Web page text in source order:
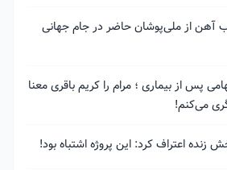
آهن از ملی‌پوشان حاضر در جام جهانی
پس از بیماری ؛ مرام را کریم باقری معنا
می‌کنم!
زنده اعتراف کرد: این پروژه اشتباه بود!